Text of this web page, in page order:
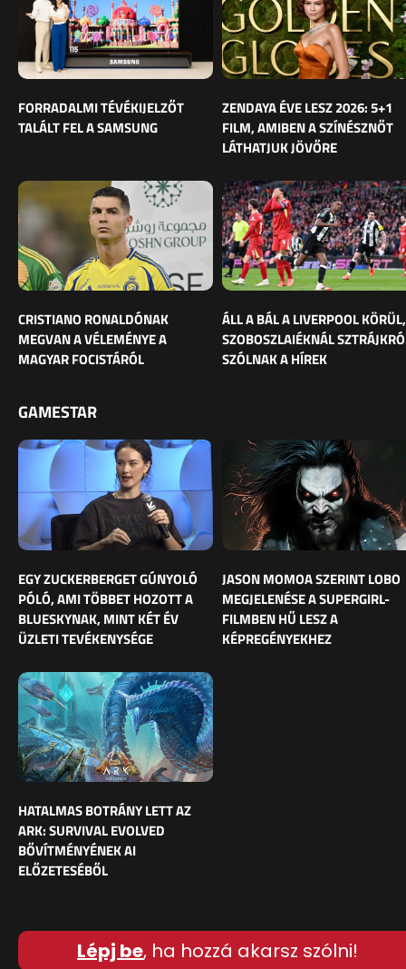
FORRADALMI TÉVÉKIJELZŐT
TALÁLT FEL A SAMSUNG
ZENDAYA ÉVE LESZ 2026: 5+1
FILM, AMIBEN A SZÍNÉSZNŐT
LÁTHATJUK JÖVŐRE
CRISTIANO RONALDÓNAK
MEGVAN A VÉLEMÉNYE A
MAGYAR FOCISTÁRÓL
ÁLL A BÁL A LIVERPOOL KÖRÜL,
SZOBOSZLAIÉKNÁL
SZÓLNAK A HÍREK
GAMESTAR
EGY ZUCKERBERGET GÚNYOLÓ
PÓLÓ, AMI TÖBBET HOZOTT A
BLUESKYNAK, MINT KÉT ÉV
ÜZLETI TEVÉKENYSÉGE
JASON MOMOA SZERINT LOBO
MEGJELENÉSE A SUPERGIRL-
FILMBEN HŰ LESZ A
KÉPREGÉNYEKHEZ
HATALMAS BOTRÁNY LETT AZ
ARK: SURVIVAL EVOLVED
BŐVÍTMÉNYÉNEK AI
ELŐZETESÉBŐL
Lépj be, ha hozzá akarsz szólni!